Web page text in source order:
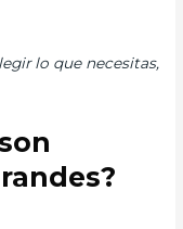
lo que necesitas,